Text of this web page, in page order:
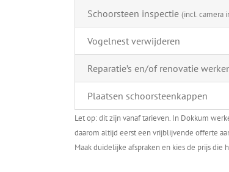
Schoorsteen inspectie (incl. camera
Vogelnest verwijderen
Reparatie’s en/of renovatie
Plaatsen schoorsteenkappen
Let op: dit zijn vanaf tarieven. In Dokkum
daarom altijd eerst een vrijblijvende offerte
Maak duidelijke afspraken en kies de prijs die